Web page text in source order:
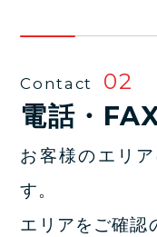
Contact 02
電話・
お客様のエリ
す。
エリアをご確認